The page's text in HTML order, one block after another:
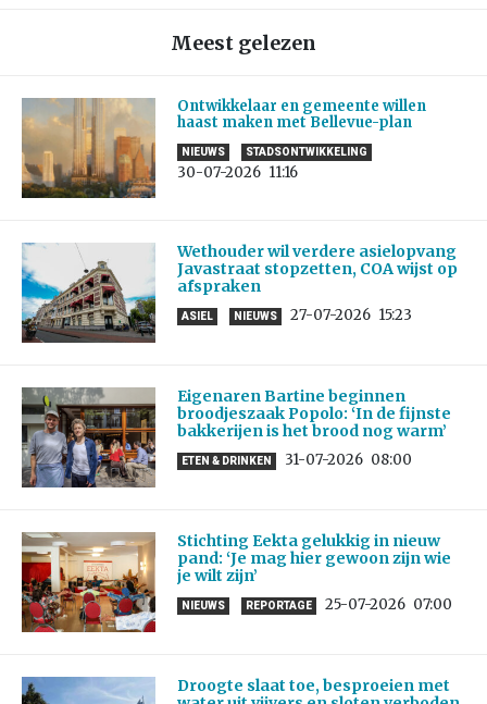
Meest gelezen
Ontwikkelaar en gemeente willen
haast maken met Bellevue-plan
NIEUWS STADSONTWIKKELING
30-07-2026 11:16
Wethouder wil verdere asielopvang
Javastraat stopzetten, COA wijst op
afspraken
ASIEL NIEUWS 27-07-2026 15:23
Eigenaren Bartine beginnen
broodjeszaak Popolo: ‘In de fijnste
bakkerijen is het brood nog warm’
ETEN & DRINKEN 31-07-2026 08:00
Stichting Eekta gelukkig in nieuw
pand: ‘Je mag hier gewoon zijn wie
je wilt zijn’
NIEUWS REPORTAGE 25-07-2026 07:00
Droogte slaat toe, besproeien met